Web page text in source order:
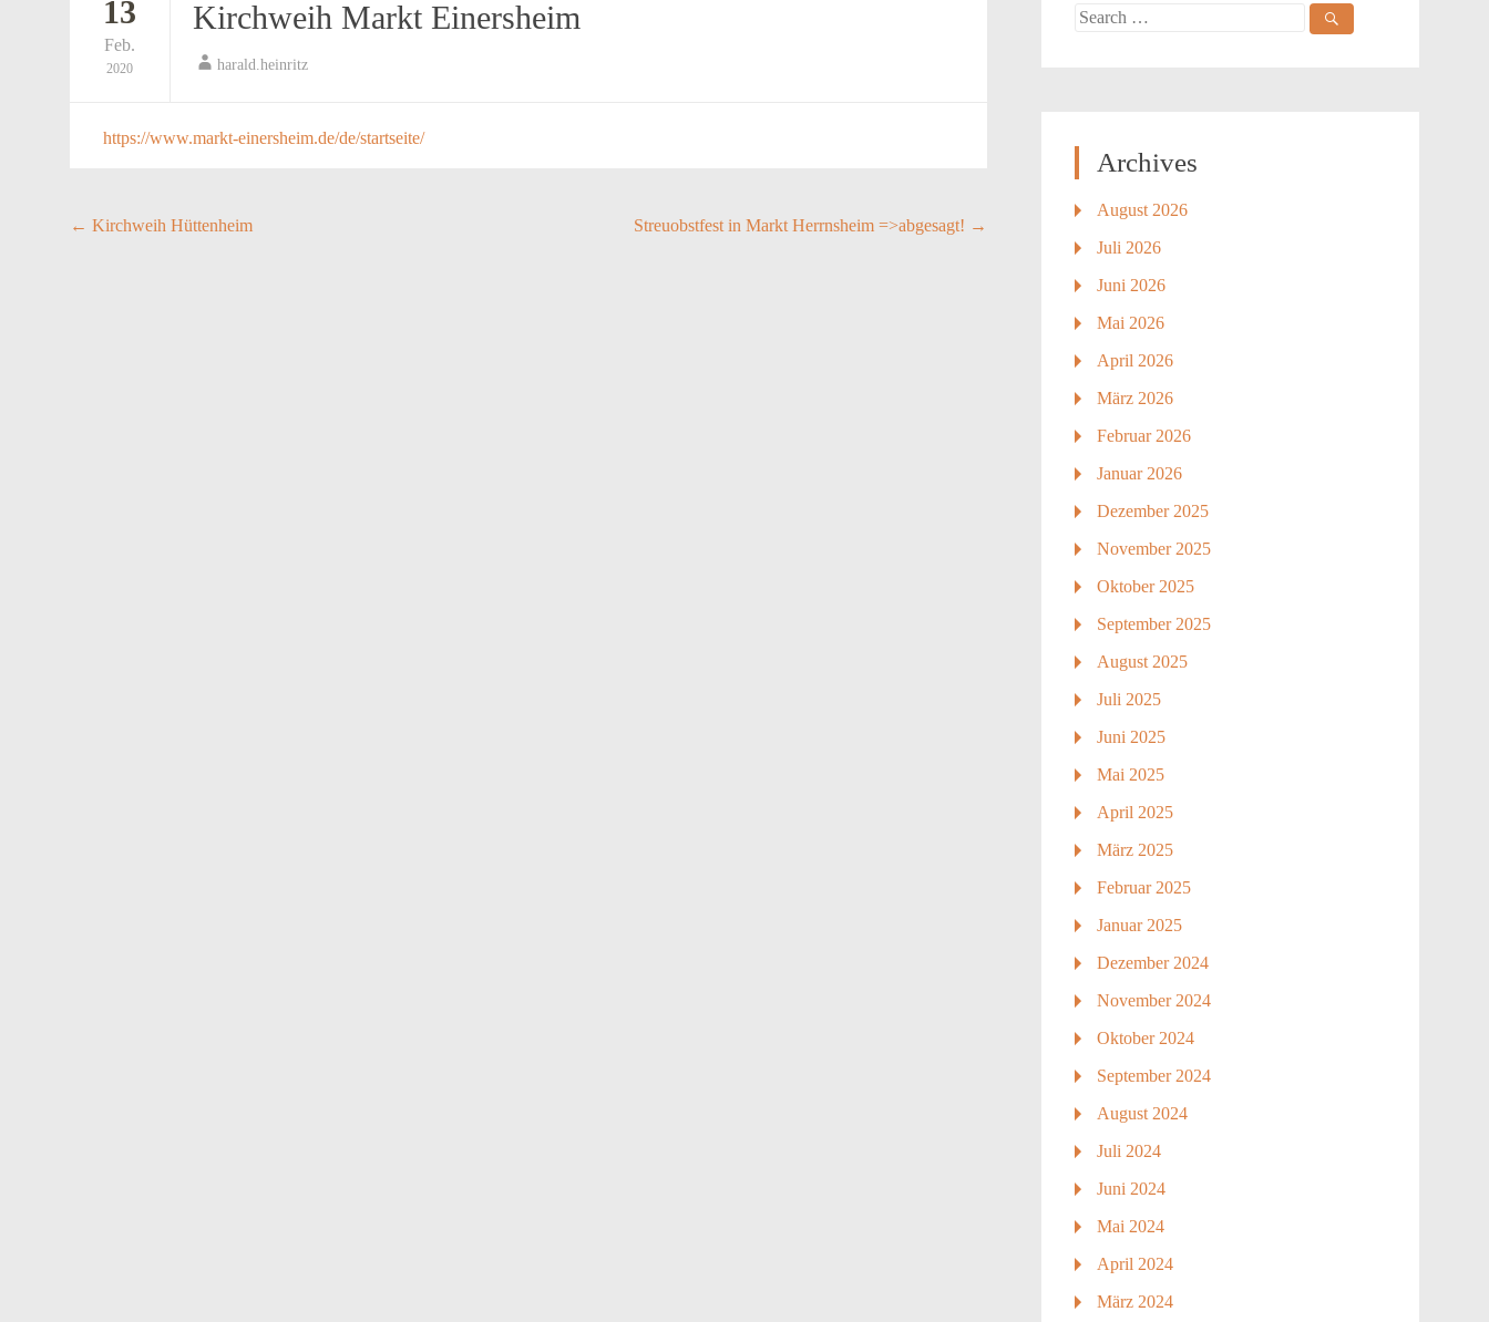
13
Feb.
2020
Kirchweih Markt Einersheim
harald.heinritz
https://www.markt-einersheim.de/de/startseite/
Post
← Kirchweih Hüttenheim Streuobstfest in Markt Herrnsheim =>abgesagt! →
Search
Archives
August 2026
Juli 2026
Juni 2026
Mai 2026
April 2026
März 2026
Februar 2026
Januar 2026
Dezember 2025
November 2025
Oktober 2025
September 2025
August 2025
Juli 2025
Juni 2025
Mai 2025
April 2025
März 2025
Februar 2025
Januar 2025
Dezember 2024
November 2024
Oktober 2024
September 2024
August 2024
Juli 2024
Juni 2024
Mai 2024
April 2024
März 2024